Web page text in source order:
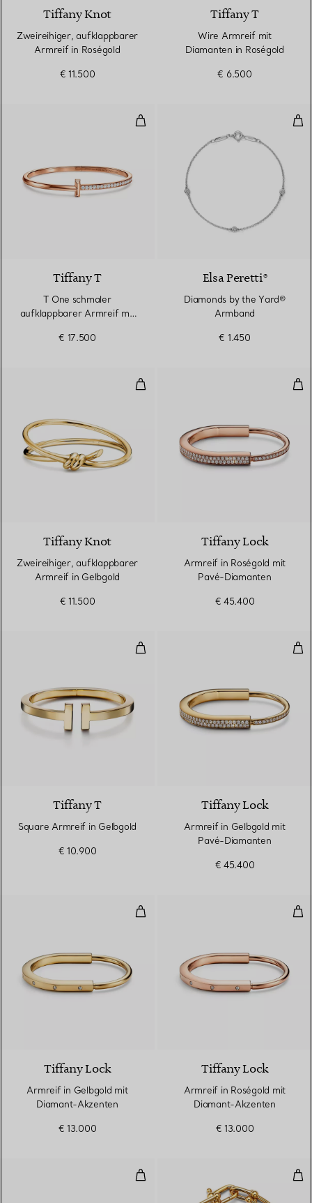
Tiffany Knot
Zweireihiger, aufklappbarer
Armreif in Roségold
€ 11.500
Tiffany T
Wire Armreif mit
Diamanten in Roségold
€ 6.500
T One schmaler aufklappbarer
Tiffany T
T One schmaler
aufklappbarer Armreif mit
€ 17.500
Elsa Peretti®
Diamonds by the Yard®
Armband
€ 1.450
Zweireihiger, aufklappbarer
Tiffany Knot
Zweireihiger, aufklappbarer
Armreif in Gelbgold
€ 11.500
Tiffany Lock
Armreif in Roségold mit
Pavé-Diamanten
€ 45.400
Square Armreif in Gelbgold
Tiffany T
Square Armreif in Gelbgold
€ 10.900
Tiffany Lock
Armreif in Gelbgold mit
Pavé-Diamanten
€ 45.400
Armreif in Gelbgold mit
Tiffany Lock
Armreif in Gelbgold mit
Diamant-Akzenten
€ 13.000
Tiffany Lock
Armreif in Roségold mit
Diamant-Akzenten
€ 13.000
Armreif in Gelbgold